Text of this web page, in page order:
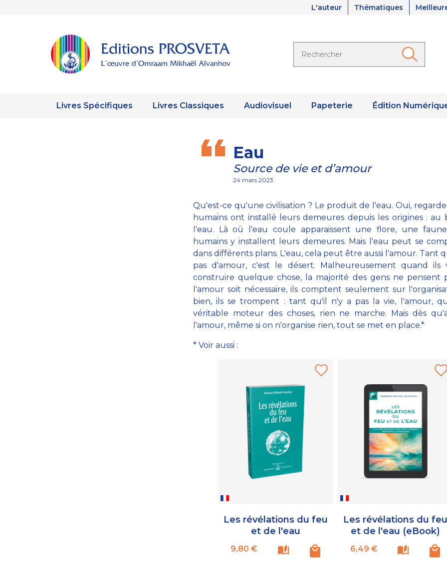
L'auteur Thématiques
Livres Spécifiques Livres Classiques Audiovisuel Papeterie Édition
Eau
Source de vie et d’amour
24 mars 2023
Qu'est-ce qu'une civilisation ? Le produit de l'eau. Oui,
humains ont installé leurs demeures depuis les origines : au
l'eau. Là où l'eau coule apparaissent une flore, une
humains y installent leurs demeures. Mais l'eau peut se
dans différents plans. L'eau, cela peut être aussi l'amour. Tant
pas d'amour, c'est le désert. Malheureusement quand ils
construire quelque chose, la majorité des gens ne pensent
l'amour soit nécessaire, ils comptent seulement sur
bien, ils se trompent : tant qu'il n'y a pas la vie, l'amour,
véritable moteur des choses, rien ne marche. Mais dès
l'amour, même si on n'organise rien, tout se met en place.*
* Voir aussi :
Les révélations du feu
et de l'eau
Prix
9,80 €
Les révélations du feu
et de l'eau (eBook)
Prix
6,49 €